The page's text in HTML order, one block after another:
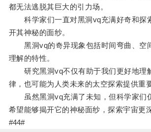
都无法逃脱其巨大的引力场。
科学家们一直对黑洞vq充满好奇和探
开其神秘的面纱。
黑洞vq的奇异现象包括时间弯曲、空
理解的特性。
研究黑洞vq不仅有助于我们更好地理
律，也可能为人类未来的太空探索提供重
虽然黑洞vq充满了未知，但科学家们
希望能够揭开它的神秘面纱，探索宇宙更
#44#